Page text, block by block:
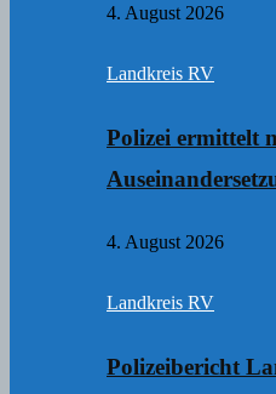
4. August 2026
Landkreis RV
Polizei ermittelt
4. August 2026
Landkreis RV
Polizeibericht